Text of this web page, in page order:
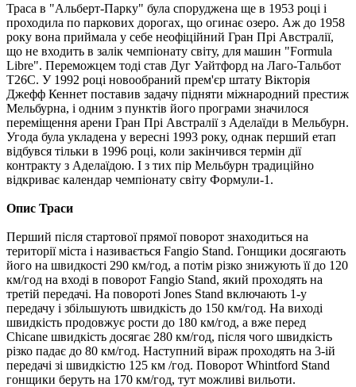
Траса в "Альберт-Парку" була споруджена ще в 1953 році і
проходила по паркових дорогах, що огинає озеро. Аж до 1958
року вона приймала у себе неофіційний Гран Прі Австралії,
що не входить в залік чемпіонату світу, для машин "Formula
Libre". Переможцем тоді став Дуг Уайтфорд на Лаго-Тальбот
T26C. У 1992 році новообраний прем'єр штату Вікторія
Джефф Кеннет поставив задачу підняти міжнародний престиж
Мельбурна, і одним з пунктів його програми значилося
переміщення арени Гран Прі Австралії з Аделаїди в Мельбурн.
Угода була укладена у вересні 1993 року, однак перший етап
відбувся тільки в 1996 році, коли закінчився термін дії
контракту з Аделаїдою. І з тих пір Мельбурн традиційно
відкриває календар чемпіонату світу Формули-1.
Опис Траси
Перший після стартової прямої поворот знаходиться на
території міста і називається Fangio Stand. Гонщики досягають
його на швидкості 290 км/год, а потім різко знижують її до 120
км/год на вході в поворот Fangio Stand, який проходять на
третій передачі. На повороті Jones Stand включають 1-у
передачу і збільшують швидкість до 150 км/год. На виході
швидкість продовжує рости до 180 км/год, а вже перед
Chicane швидкість досягає 280 км/год, після чого швидкість
різко падає до 80 км/год. Наступний віраж проходять на 3-ій
передачі зі швидкістю 125 км /год. Поворот Whintford Stand
гонщики беруть на 170 км/год, тут можливі вильоти.